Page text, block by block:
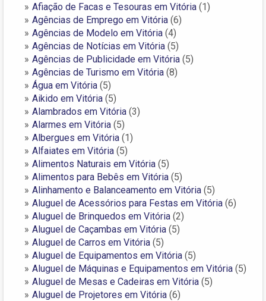
Afiação de Facas e Tesouras em Vitória (1)
Agências de Emprego em Vitória (6)
Agências de Modelo em Vitória (4)
Agências de Notícias em Vitória (5)
Agências de Publicidade em Vitória (5)
Agências de Turismo em Vitória (8)
Água em Vitória (5)
Aikido em Vitória (5)
Alambrados em Vitória (3)
Alarmes em Vitória (5)
Albergues em Vitória (1)
Alfaiates em Vitória (5)
Alimentos Naturais em Vitória (5)
Alimentos para Bebês em Vitória (5)
Alinhamento e Balanceamento em Vitória (5)
Aluguel de Acessórios para Festas em Vitória (6)
Aluguel de Brinquedos em Vitória (2)
Aluguel de Caçambas em Vitória (5)
Aluguel de Carros em Vitória (5)
Aluguel de Equipamentos em Vitória (5)
Aluguel de Máquinas e Equipamentos em Vitória (5)
Aluguel de Mesas e Cadeiras em Vitória (5)
Aluguel de Projetores em Vitória (6)